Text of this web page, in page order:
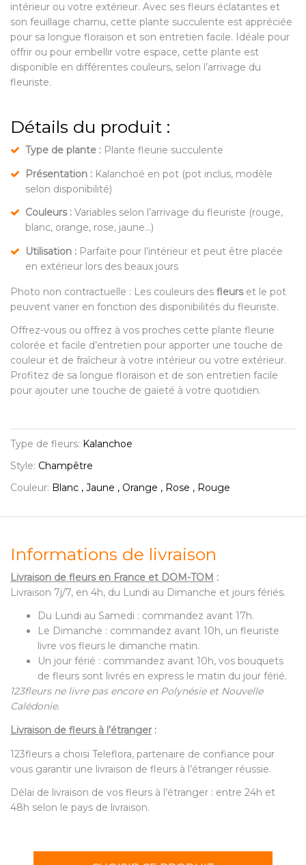
intérieur ou votre extérieur. Avec ses fleurs éclatantes et
son feuillage charnu, cette plante succulente est appréciée
pour sa longue floraison et son entretien facile. Idéale pour
offrir ou pour embellir votre espace, cette plante est
disponible en différentes couleurs, selon l’arrivage du
fleuriste.
Détails du produit :
Type de plante : Plante fleurie succulente
Présentation : Kalanchoé en pot (pot inclus, modèle
selon disponibilité)
Couleurs : Variables selon l’arrivage du fleuriste (rouge,
blanc, orange, rose, jaune…)
Utilisation : Parfaite pour l’intérieur et peut être placée
en extérieur lors des beaux jours
Photo non contractuelle : Les couleurs des fleurset le pot
peuvent varier en fonction des disponibilités du fleuriste.
Offrez-vous ou offrez à vos proches cette plante fleurie
colorée et facile d’entretien pour apporter une touche de
couleur et de fraîcheur à votre intérieur ou votre extérieur.
Profitez de sa longue floraison et de son entretien facile
pour ajouter une touche de gaieté à votre quotidien.
Type de fleurs: Kalanchoe
Style: Champêtre
Couleur: Blanc , Jaune , Orange , Rose , Rouge
Informations de livraison
Livraison de fleurs en France et DOM-TOM :
Livraison 7j/7, en 4h, du Lundi au Dimanche et jours fériés.
Du Lundi au Samedi : commandez avant 17h.
Le Dimanche : commandez avant 10h, un fleuriste
livre vos fleurs le dimanche matin.
Un jour férié : commandez avant 10h, vos bouquets
de fleurs sont livrés en express le matin du jour férié.
123fleurs ne livre pas encore en Polynésie et Nouvelle
Calédonie.
Livraison de fleurs à l’étranger:
123fleurs a choisi Teleflora, partenaire de confiance pour
vous garantir une livraison de fleurs à l’étranger réussie.
Délai de livraison de vos fleurs à l’étranger : entre 24h et
48h selon le pays de livraison.